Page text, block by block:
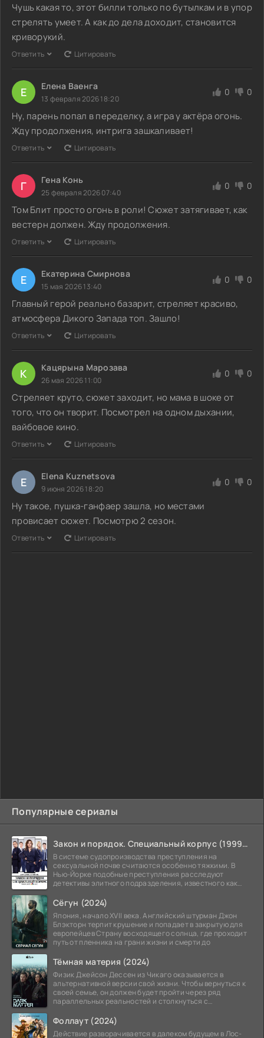
Популярные сериалы
Закон и порядок. Специальный корпус (1999-2026)
В системе судопроизводства преступления на
сексуальной почве считаются особенно тяжкими. В
Нью-Йорке подобные преступления расследуют
детективы элитного подразделения, известного как
Сёгун (2024)
Япония, начало XVII века. Английский штурман Джон
Блэкторн терпит крушение и попадает в закрытую для
европейцев Страну восходящего солнца, где проходит
путь от пленника на грани жизни и смерти до
Тёмная материя (2024)
Физик Джейсон Дессен из Чикаго оказывается в
альтернативной версии свой жизни. Чтобы вернуться к
своей семье, он должен будет пройти через ряд
параллельных реальностей и столкнуться с
Фоллаут (2024)
Действие разворачивается в далеком будущем в Лос-
Чушь какая то, этот билли только по бутылкам и в упор
стрелять умеет. А как до дела доходит, становится
криворукий.
Ответить Цитировать
Е Елена Ваенга
13 февраля 2026 18:20
0 0
Ну, парень попал в переделку, а игра у актёра огонь.
Жду продолжения, интрига зашкаливает!
Ответить Цитировать
Г Гена Конь
25 февраля 2026 07:40
0 0
Том Блит просто огонь в роли! Сюжет затягивает, как
вестерн должен. Жду продолжения.
Ответить Цитировать
Е Екатерина Смирнова
15 мая 2026 13:40
0 0
Главный герой реально базарит, стреляет красиво,
атмосфера Дикого Запада топ. Зашло!
Ответить Цитировать
К Кацярына Марозава
26 мая 2026 11:00
0 0
Стреляет круто, сюжет заходит, но мама в шоке от
того, что он творит. Посмотрел на одном дыхании,
вайбовое кино.
Ответить Цитировать
E Elena Kuznetsova
9 июня 2026 18:20
0 0
Ну такое, пушка-ганфаер зашла, но местами
провисает сюжет. Посмотрю 2 сезон.
Ответить Цитировать